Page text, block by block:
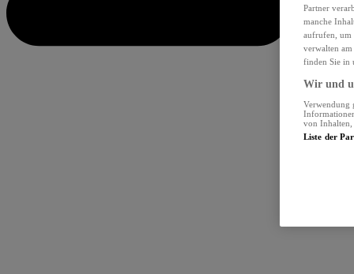
Partner
manche
aufrufen, um
verwalten
finden Sie in
Wir und
Verwendung
von Inhalten,
Liste der